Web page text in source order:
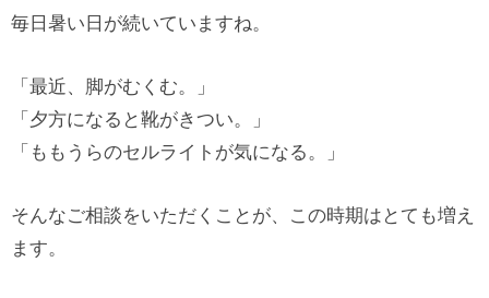
毎日暑い日が続いていますね。
「最近、脚がむくむ。」
「夕方になると靴がきつい。」
「ももうらのセルライトが気になる。」
そんなご相談をいただくことが、この時期はとても増え
ます。